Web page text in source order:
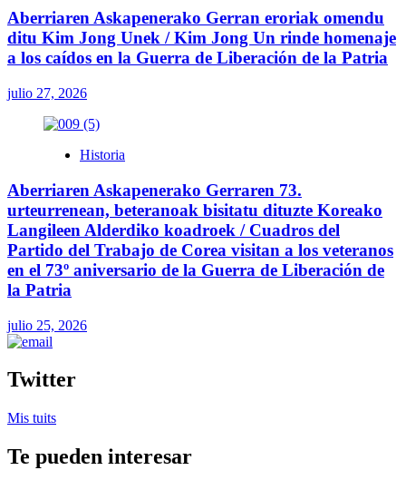
Aberriaren Askapenerako Gerran eroriak omendu
ditu Kim Jong Unek / Kim Jong Un rinde homenaje
a los caídos en la Guerra de Liberación de la Patria
julio 27, 2026
Historia
Aberriaren Askapenerako Gerraren 73.
urteurrenean, beteranoak bisitatu dituzte Koreako
Langileen Alderdiko koadroek / Cuadros del
Partido del Trabajo de Corea visitan a los veteranos
en el 73º aniversario de la Guerra de Liberación de
la Patria
julio 25, 2026
Twitter
Mis tuits
Te pueden interesar